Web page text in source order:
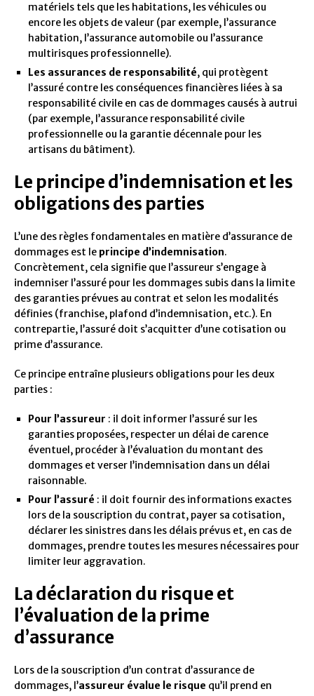
matériels tels que les habitations, les véhicules ou
encore les objets de valeur (par exemple, l’assurance
habitation, l’assurance automobile ou l’assurance
multirisques professionnelle).
Les assurances de responsabilité, qui protègent
l’assuré contre les conséquences financières liées à sa
responsabilité civile en cas de dommages causés à autrui
(par exemple, l’assurance responsabilité civile
professionnelle ou la garantie décennale pour les
artisans du bâtiment).
Le principe d’indemnisation et les
obligations des parties
L’une des règles fondamentales en matière d’assurance de
dommages est le principe d’indemnisation.
Concrètement, cela signifie que l’assureur s’engage à
indemniser l’assuré pour les dommages subis dans la limite
des garanties prévues au contrat et selon les modalités
définies (franchise, plafond d’indemnisation, etc.). En
contrepartie, l’assuré doit s’acquitter d’une cotisation ou
prime d’assurance.
Ce principe entraîne plusieurs obligations pour les deux
parties :
Pour l’assureur : il doit informer l’assuré sur les
garanties proposées, respecter un délai de carence
éventuel, procéder à l’évaluation du montant des
dommages et verser l’indemnisation dans un délai
raisonnable.
Pour l’assuré : il doit fournir des informations exactes
lors de la souscription du contrat, payer sa cotisation,
déclarer les sinistres dans les délais prévus et, en cas de
dommages, prendre toutes les mesures nécessaires pour
limiter leur aggravation.
La déclaration du risque et
l’évaluation de la prime
d’assurance
Lors de la souscription d’un contrat d’assurance de
dommages, l’assureur évalue le risque qu’il prend en